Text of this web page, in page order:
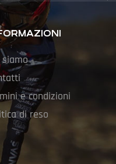
siamo
e condizioni
di reso